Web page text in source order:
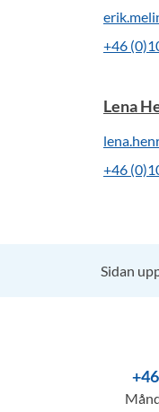
+46
Lena
+46
Sidan